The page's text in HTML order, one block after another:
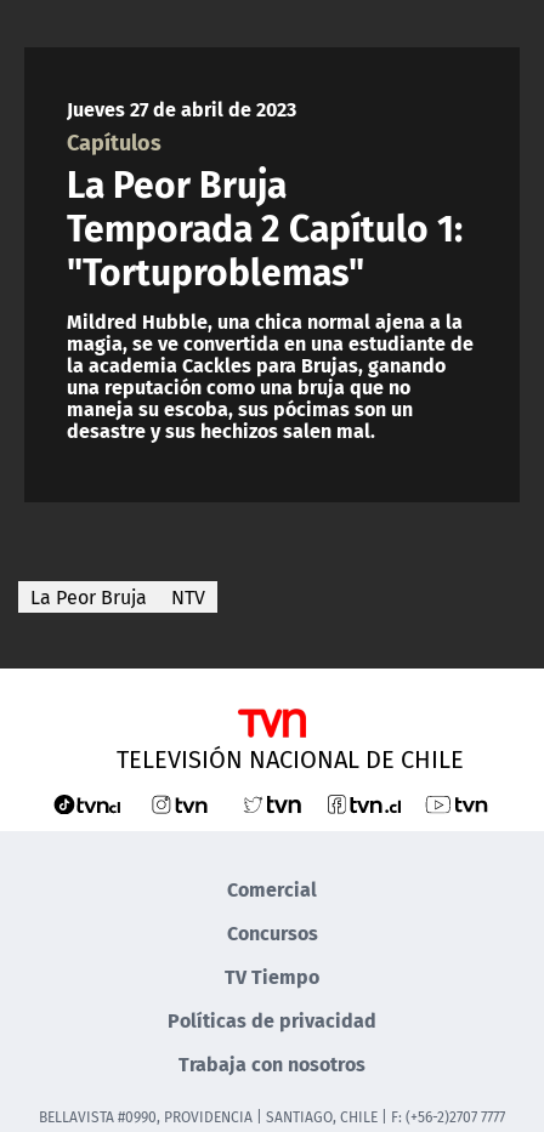
ACTUALIDAD Y TENDENCIAS
CORPORATIVO Y TRANSPARENCIA
CANAL DE DENUNCIAS
ÁREA DE PROYECTOS
Jueves 27 de abril de 2023
Capítulos
La Peor Bruja
Temporada 2 Capítulo 1:
"Tortuproblemas"
Mildred Hubble, una chica normal ajena a la
magia, se ve convertida en una estudiante de
la academia Cackles para Brujas, ganando
una reputación como una bruja que no
maneja su escoba, sus pócimas son un
desastre y sus hechizos salen mal.
La Peor Bruja NTV
TELEVISIÓN NACIONAL DE CHILE
Comercial
Concursos
TV Tiempo
Políticas de privacidad
Trabaja con nosotros
BELLAVISTA #0990, PROVIDENCIA | SANTIAGO, CHILE | F: (+56-2)2707 7777